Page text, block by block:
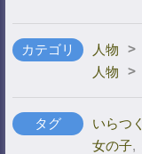
カテゴリ 人物 >
人物
>
タグ いらつく
女の子,